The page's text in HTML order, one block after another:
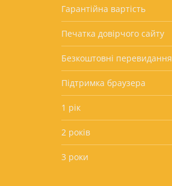
Гарантійна вартість
Печатка довірчого сайту
Безкоштовні перевидання
Підтримка браузера
1 рік
2 років
3 роки